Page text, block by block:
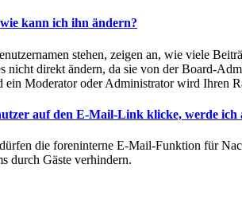
kann ich ihn ändern?
stehen, zeigen an, wie viele
nicht direkt ändern, da sie von der Board-
ein Moderator oder Administrator wird Ihren
auf den E-Mail-Link klicke, werde ich
die foreninterne E-Mail-Funktion für
durch Gäste verhindern.